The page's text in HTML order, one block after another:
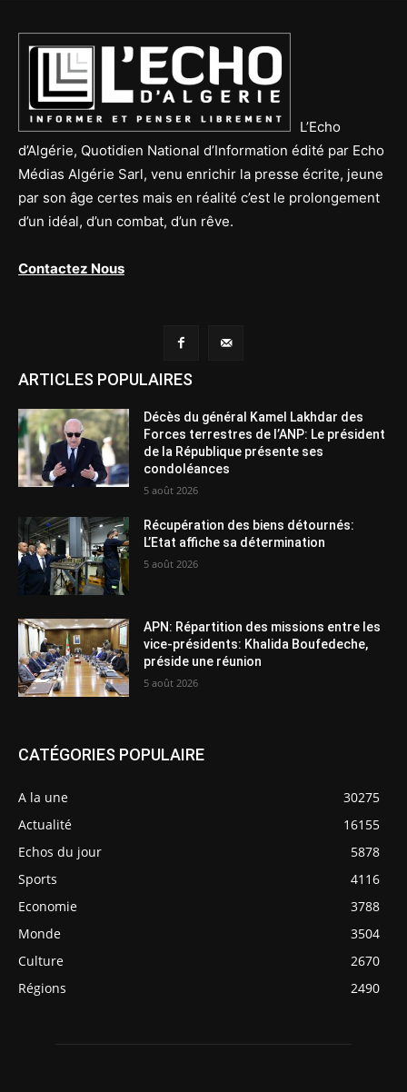
L’Echo
d’Algérie, Quotidien National d’Information édité par Echo
Médias Algérie Sarl, venu enrichir la presse écrite, jeune
par son âge certes mais en réalité c’est le prolongement
d’un idéal, d’un combat, d’un rêve.
Contactez Nous
ARTICLES POPULAIRES
Décès du général Kamel Lakhdar des
Forces terrestres de l’ANP: Le président
de la République présente ses
condoléances
5 août 2026
Récupération des biens détournés:
L’Etat affiche sa détermination
5 août 2026
APN: Répartition des missions entre les
vice-présidents: Khalida Boufedeche,
préside une réunion
5 août 2026
CATÉGORIES POPULAIRE
A la une
30275
Actualité
16155
Echos du jour
5878
Sports
4116
Economie
3788
Monde
3504
Culture
2670
Régions
2490